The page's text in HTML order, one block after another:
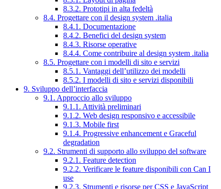
8.3.2. Prototipi in alta fedeltà
8.4. Progettare con il design system .italia
8.4.1. Documentazione
8.4.2. Benefici del design system
8.4.3. Risorse operative
8.4.4. Come contribuire al design system .italia
8.5. Progettare con i modelli di sito e servizi
8.5.1. Vantaggi dell’utilizzo dei modelli
8.5.2. I modelli di sito e servizi disponibili
9. Sviluppo dell’interfaccia
9.1. Approccio allo sviluppo
9.1.1. Attività preliminari
9.1.2. Web design responsivo e accessibile
9.1.3. Mobile first
9.1.4. Progressive enhancement e Graceful
degradation
9.2. Strumenti di supporto allo sviluppo del software
9.2.1. Feature detection
9.2.2. Verificare le feature disponibili con Can I
use
9.2.3. Strumenti e risorse per CSS e JavaScript